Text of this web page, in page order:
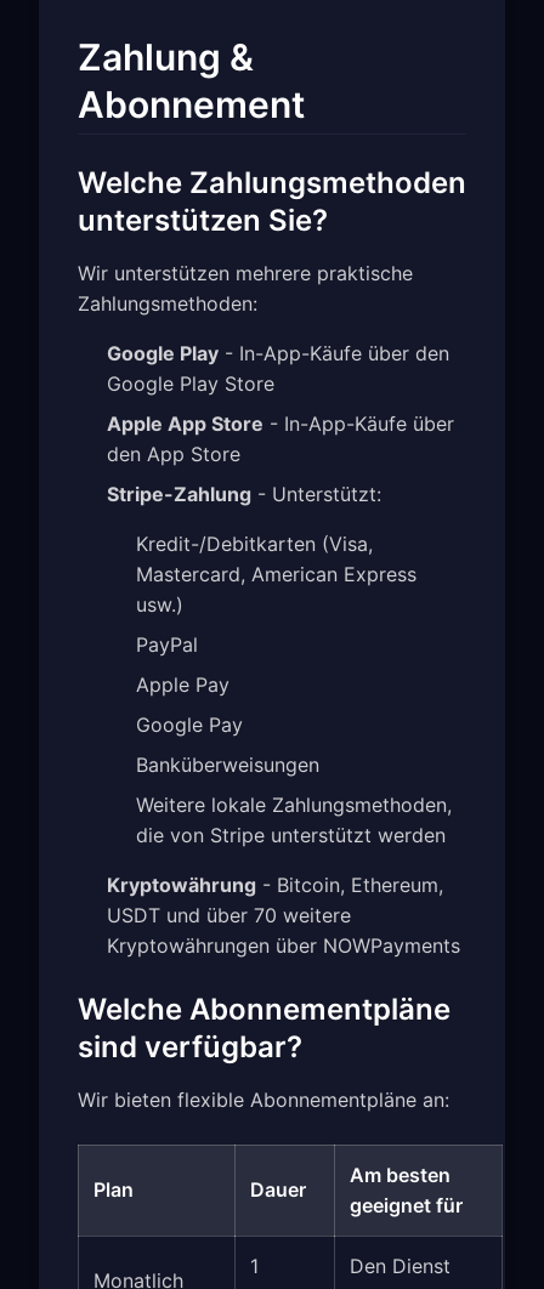
Zahlung &
Abonnement
Welche Zahlungsmethoden
unterstützen Sie?
Wir unterstützen mehrere praktische
Zahlungsmethoden:
Google Play - In-App-Käufe über den
Google Play Store
Apple App Store - In-App-Käufe über
den App Store
Stripe-Zahlung - Unterstützt:
Kredit-/Debitkarten (Visa,
Mastercard, American Express
usw.)
PayPal
Apple Pay
Google Pay
Banküberweisungen
Weitere lokale Zahlungsmethoden,
die von Stripe unterstützt werden
Kryptowährung - Bitcoin, Ethereum,
USDT und über 70 weitere
Kryptowährungen über NOWPayments
Welche Abonnementpläne
sind verfügbar?
Wir bieten flexible Abonnementpläne an:
Plan Dauer
Am besten
geeignet für
Monatlich
1
Den Dienst